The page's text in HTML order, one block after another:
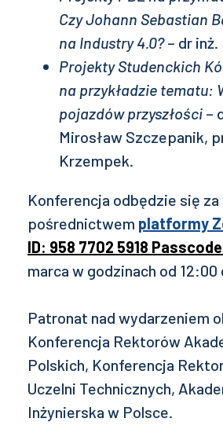
Czy Johann Sebastian
na Industry 4.0?– dr inż.
Projekty Studenckich
na przykładzie tematu:
pojazdów przyszłości –
Mirosław Szczepanik,
Krzempek.
Konferencja odbędzie się za
pośrednictwem platformy
ID: 958 7702 5918
marca w godzinach od 12:00
Patronat nad wydarzeniem
Konferencja Rektorów
Polskich, Konferencja
Uczelni Technicznych,
Inżynierska w Polsce.